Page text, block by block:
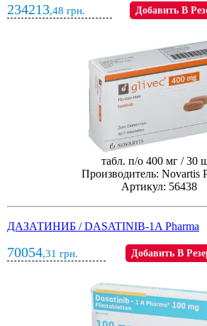
234213,48 грн. Добавить В
табл. п/о 400 мг / 30
Производитель: Novartis
Артикул: 56438
ДАЗАТИНИБ / DASATINIB-1A Pharma
70054,31 грн. Добавить В